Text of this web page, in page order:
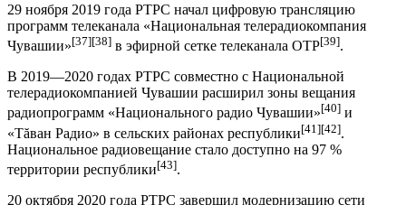
29 ноября 2019 года РТРС начал цифровую трансляцию
программ телеканала «Национальная телерадиокомпания
Чувашии»[37][38] в эфирной сетке телеканала ОТР[39].
В 2019—2020 годах РТРС совместно с Национальной
телерадиокомпанией Чувашии расширил зоны вещания
радиопрограмм «Национального радио Чувашии»[40] и
«Тăван Радио» в сельских районах республики[41][42].
Национальное радиовещание стало доступно на 97 %
территории республики[43].
20 октября 2020 года РТРС завершил модернизацию сети